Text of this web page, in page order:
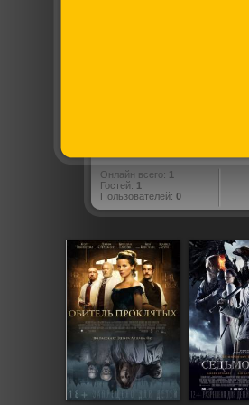
Онлайн всего: 1
Гостей: 1
Пользователей: 0